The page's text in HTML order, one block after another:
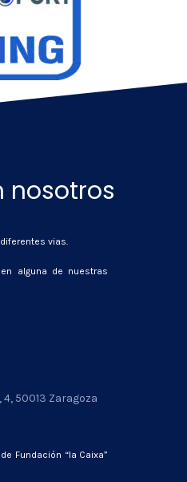
nosotros
vias.
alguna de nuestras
4, 50013 Zaragoza
Fundación “la Caixa”